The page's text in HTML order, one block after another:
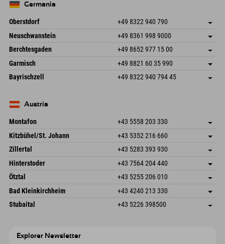
Germania
Oberstdorf +49 8322 940 790
An der Breitach 3
87538 Fischen I. Allgäu
Germania
Salva indirizzo
Informazioni sull'arrivo
Prenotazione
Neuschwanstein +49 8361 998 9000
An der Riese 45
87484 Nesselwang im Allgäu
Germania
Salva indirizzo
Prenotazione
Berchtesgaden +49 8652 977 15 00
Hofreitstr. 7
83471 Schönau am Königssee
Germania
Salva indirizzo
Informazioni sull'arrivo
Prenotazione
Garmisch +49 8821 60 35 990
Frickenstraße 22
82490 Farchant
Salva indirizzo
Bayrischzell +49 8322 940 794 45
Germania
Austria
Montafon +43 5558 203 330
Dorfstr. 127b
6793 Gaschurn/Montafon
Austria
Salva indirizzo
Informazioni sull'arrivo
Prenotazione
Kitzbühel/St. Johann +43 5352 216 660
Speckbacherstraße 87
Austria
Salva indirizzo
Prenotazione
Zillertal +43 5283 393 930
Schmiedau 2
6272 Kaltenbach im Zillertal
Austria
Salva indirizzo
Informazioni sull'arrivo
Prenotazione
Hinterstoder +43 7564 204 440
Freizeitpark 10
Austria
Salva indirizzo
Prenotazione
Ötztal +43 5255 206 010
Gscheat 14
6441 Umhausen
Austria
Salva indirizzo
Informazioni sull'arrivo
Prenotazione
Bad Kleinkirchheim +43 4240 213 330
Dorfstraße 24
Salva indirizzo
Stubaital +43 5226 398500
Explorer Newsletter